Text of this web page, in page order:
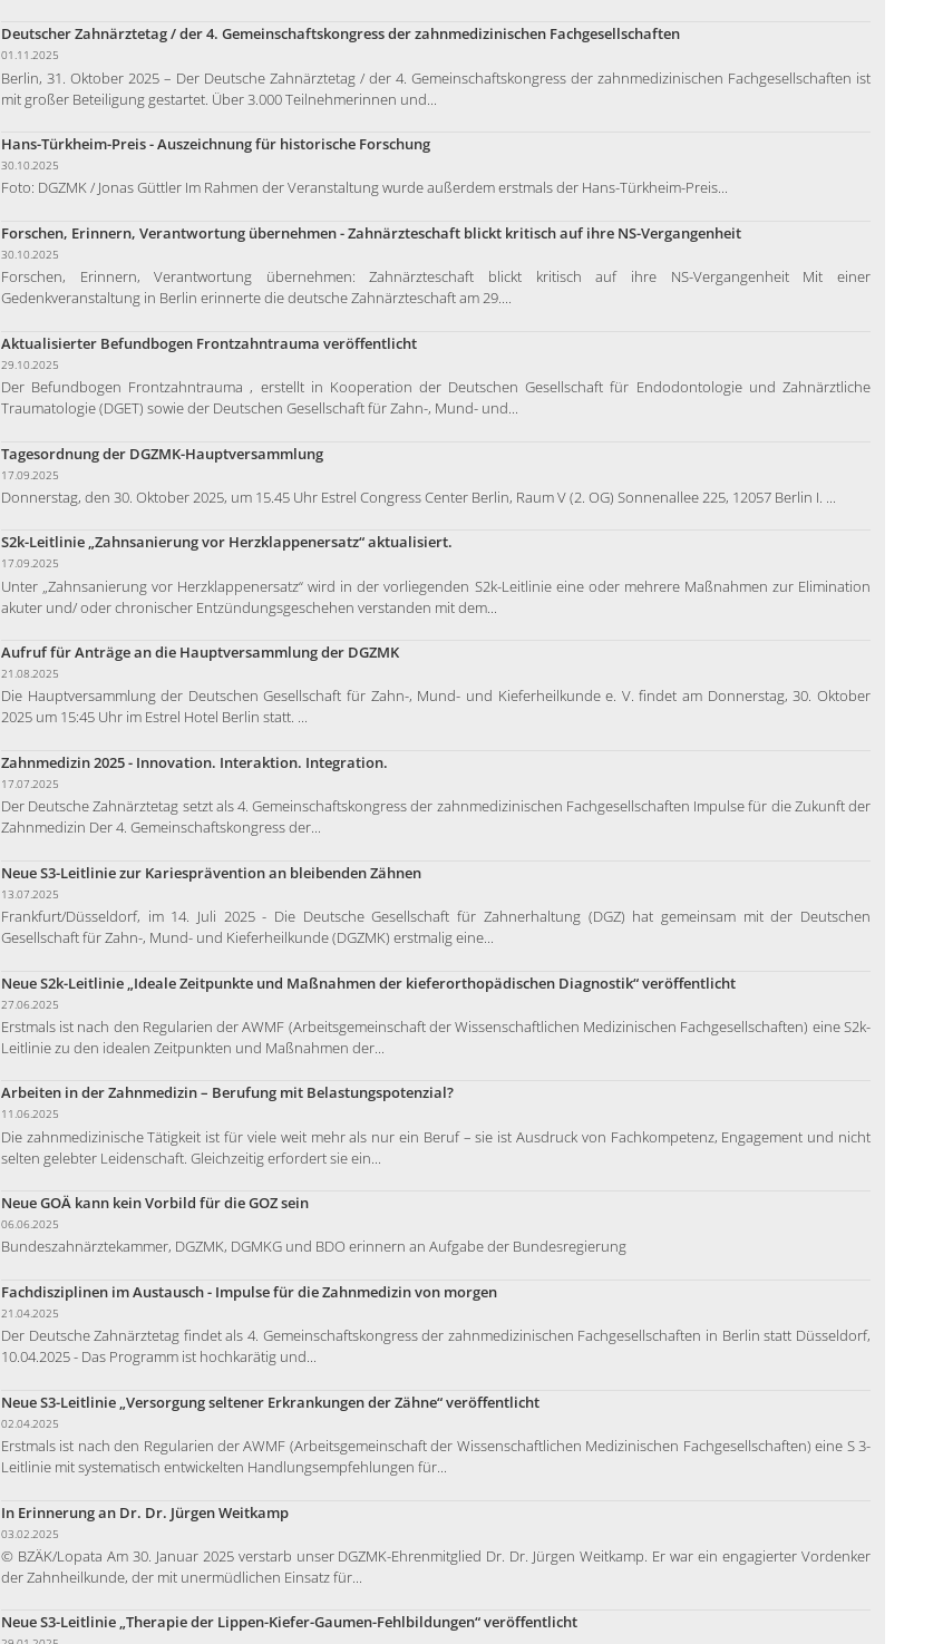
Deutscher Zahnärztetag / der 4. Gemeinschaftskongress der zahnmedizinischen Fachgesellschaften
01.11.2025
Berlin, 31. Oktober 2025 – Der Deutsche Zahnärztetag / der 4. Gemeinschaftskongress der zahnmedizinischen Fachgesellschaften ist
mit großer Beteiligung gestartet. Über 3.000 Teilnehmerinnen und...
Hans-Türkheim-Preis - Auszeichnung für historische Forschung
30.10.2025
Foto: DGZMK / Jonas Güttler Im Rahmen der Veranstaltung wurde außerdem erstmals der Hans-Türkheim-Preis...
Forschen, Erinnern, Verantwortung übernehmen - Zahnärzteschaft blickt kritisch auf ihre NS-Vergangenheit
30.10.2025
Forschen, Erinnern, Verantwortung übernehmen: Zahnärzteschaft blickt kritisch auf ihre NS-Vergangenheit Mit einer
Gedenkveranstaltung in Berlin erinnerte die deutsche Zahnärzteschaft am 29....
Aktualisierter Befundbogen Frontzahntrauma veröffentlicht
29.10.2025
Der Befundbogen Frontzahntrauma , erstellt in Kooperation der Deutschen Gesellschaft für Endodontologie und Zahnärztliche
Traumatologie (DGET) sowie der Deutschen Gesellschaft für Zahn-, Mund- und...
Tagesordnung der DGZMK-Hauptversammlung
17.09.2025
Donnerstag, den 30. Oktober 2025, um 15.45 Uhr Estrel Congress Center Berlin, Raum V (2. OG) Sonnenallee 225, 12057 Berlin I. ...
S2k-Leitlinie „Zahnsanierung vor Herzklappenersatz“ aktualisiert.
17.09.2025
Unter „Zahnsanierung vor Herzklappenersatz“ wird in der vorliegenden S2k-Leitlinie eine oder mehrere Maßnahmen zur Elimination
akuter und/ oder chronischer Entzündungsgeschehen verstanden mit dem...
Aufruf für Anträge an die Hauptversammlung der DGZMK
21.08.2025
Die Hauptversammlung der Deutschen Gesellschaft für Zahn-, Mund- und Kieferheilkunde e. V. findet am Donnerstag, 30. Oktober
2025 um 15:45 Uhr im Estrel Hotel Berlin statt. ...
Zahnmedizin 2025 - Innovation. Interaktion. Integration.
17.07.2025
Der Deutsche Zahnärztetag setzt als 4. Gemeinschaftskongress der zahnmedizinischen Fachgesellschaften Impulse für die Zukunft der
Zahnmedizin Der 4. Gemeinschaftskongress der...
Neue S3-Leitlinie zur Kariesprävention an bleibenden Zähnen
13.07.2025
Frankfurt/Düsseldorf, im 14. Juli 2025 - Die Deutsche Gesellschaft für Zahnerhaltung (DGZ) hat gemeinsam mit der Deutschen
Gesellschaft für Zahn-, Mund- und Kieferheilkunde (DGZMK) erstmalig eine...
Neue S2k-Leitlinie „Ideale Zeitpunkte und Maßnahmen der kieferorthopädischen Diagnostik“ veröffentlicht
27.06.2025
Erstmals ist nach den Regularien der AWMF (Arbeitsgemeinschaft der Wissenschaftlichen Medizinischen Fachgesellschaften) eine S2k-
Leitlinie zu den idealen Zeitpunkten und Maßnahmen der...
Arbeiten in der Zahnmedizin – Berufung mit Belastungspotenzial?
11.06.2025
Die zahnmedizinische Tätigkeit ist für viele weit mehr als nur ein Beruf – sie ist Ausdruck von Fachkompetenz, Engagement und nicht
selten gelebter Leidenschaft. Gleichzeitig erfordert sie ein...
Neue GOÄ kann kein Vorbild für die GOZ sein
06.06.2025
Bundeszahnärztekammer, DGZMK, DGMKG und BDO erinnern an Aufgabe der Bundesregierung
Fachdisziplinen im Austausch - Impulse für die Zahnmedizin von morgen
21.04.2025
Der Deutsche Zahnärztetag findet als 4. Gemeinschaftskongress der zahnmedizinischen Fachgesellschaften in Berlin statt Düsseldorf,
10.04.2025 - Das Programm ist hochkarätig und...
Neue S3-Leitlinie „Versorgung seltener Erkrankungen der Zähne“ veröffentlicht
02.04.2025
Erstmals ist nach den Regularien der AWMF (Arbeitsgemeinschaft der Wissenschaftlichen Medizinischen Fachgesellschaften) eine S 3-
Leitlinie mit systematisch entwickelten Handlungsempfehlungen für...
In Erinnerung an Dr. Dr. Jürgen Weitkamp
03.02.2025
© BZÄK/Lopata Am 30. Januar 2025 verstarb unser DGZMK-Ehrenmitglied Dr. Dr. Jürgen Weitkamp. Er war ein engagierter Vordenker
der Zahnheilkunde, der mit unermüdlichen Einsatz für...
Neue S3-Leitlinie „Therapie der Lippen-Kiefer-Gaumen-Fehlbildungen“ veröffentlicht